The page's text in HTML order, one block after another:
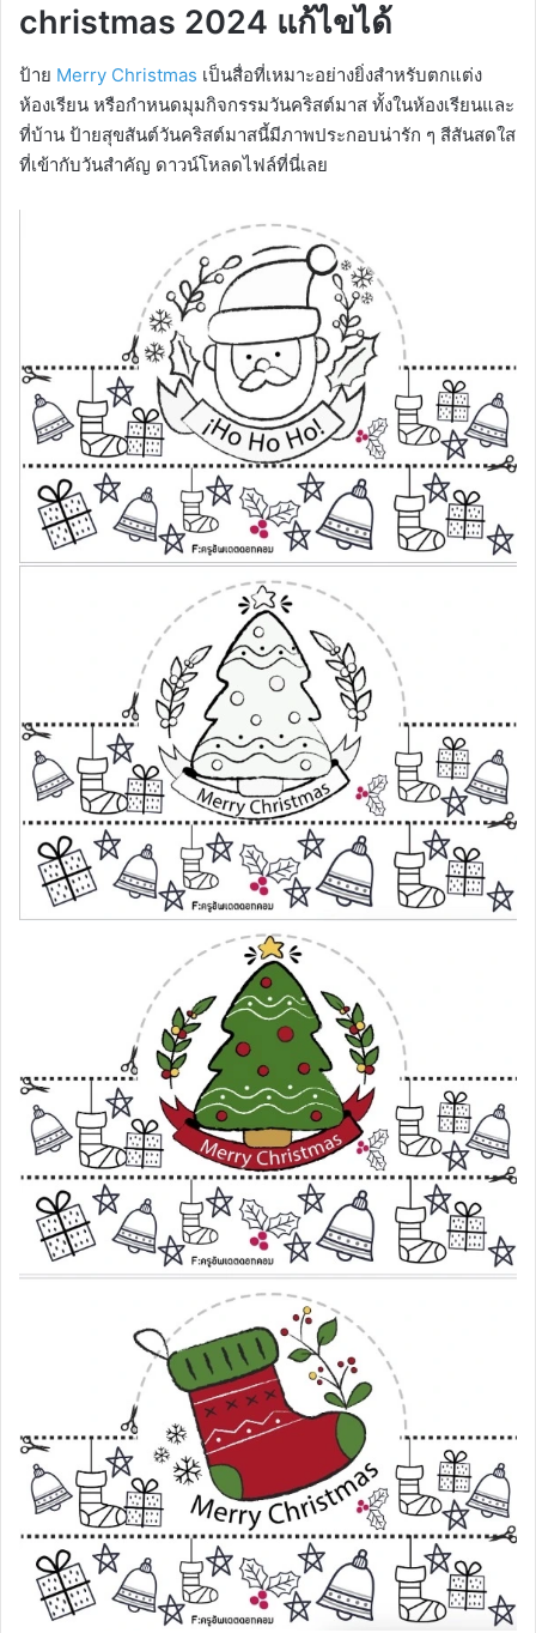
christmas 2024 แก้ไขได้
ป้าย Merry Christmas เป็นสื่อที่เหมาะอย่างยิ่งสำหรับตกแต่ง
ห้องเรียน หรือกำหนดมุมกิจกรรมวันคริสต์มาส ทั้งในห้องเรียนและ
ที่บ้าน ป้ายสุขสันต์วันคริสต์มาสนี้มีภาพประกอบน่ารัก ๆ สีสันสดใส
ที่เข้ากับวันสำคัญ ดาวน์โหลดไฟล์ที่นี่เลย